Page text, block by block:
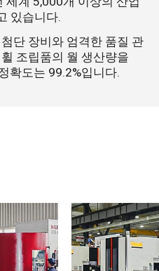
있습니다.
단 장비와 엄격한 품질 관
조립품의 월 생산량을
확도는 99.2%입니다.